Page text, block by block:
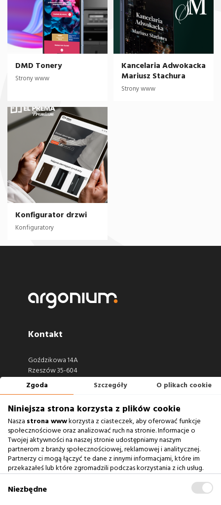
DMD Tonery
Strony www
Kancelaria Adwokacka
Mariusz Stachura
Strony www
Konfigurator drzwi
Konfiguratory
Kontakt
Goździkowa 14A
Rzeszów 35-604
660 722 441
Zobacz również
Agencja Interaktywna
Baza Wiedzy
Zgoda Szczegóły O plikach cookie
Niniejsza strona korzysta z plików cookie
Nasza strona wwwkorzysta z ciasteczek, aby oferować funkcje
społecznościowe oraz analizować ruch na stronie. Informacje o
Twojej aktywności na naszej stronie udostępniamy naszym
partnerom z branży społecznościowej, reklamowej i analitycznej.
Partnerzy ci mogą łączyć te dane z innymi informacjami, które im
przekazałeś lub które zgromadzili podczas korzystania z ich usług.
na prawidłowe działanie serwisu
Niezbędne